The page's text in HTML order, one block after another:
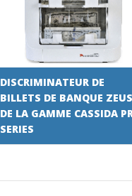
DISCRIMINATEUR DE
BILLETS DE BANQUE ZEUS
DE LA GAMME CASSIDA
SERIES